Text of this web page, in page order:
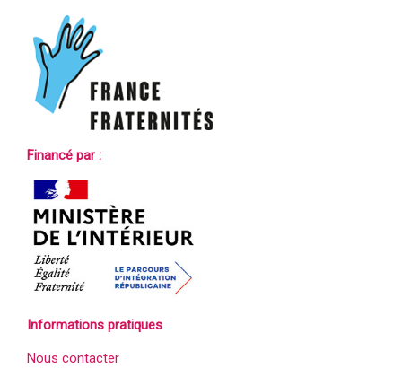
Financé par :
Informations pratiques
Nous contacter